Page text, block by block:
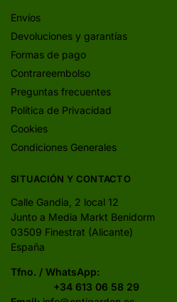
Envíos
Devoluciones y garantías
Formas de pago
Contrareembolso
Preguntas frecuentes
Política de Privacidad
Cookies
Condiciones Generales
SITUACIÓN Y CONTACTO
Calle Gandia, 2 local 12
Junto a Media Markt Benidorm
03509 Finestrat (Alicante)
España
Tfno. / WhatsApp:
+34 613 06 58 29